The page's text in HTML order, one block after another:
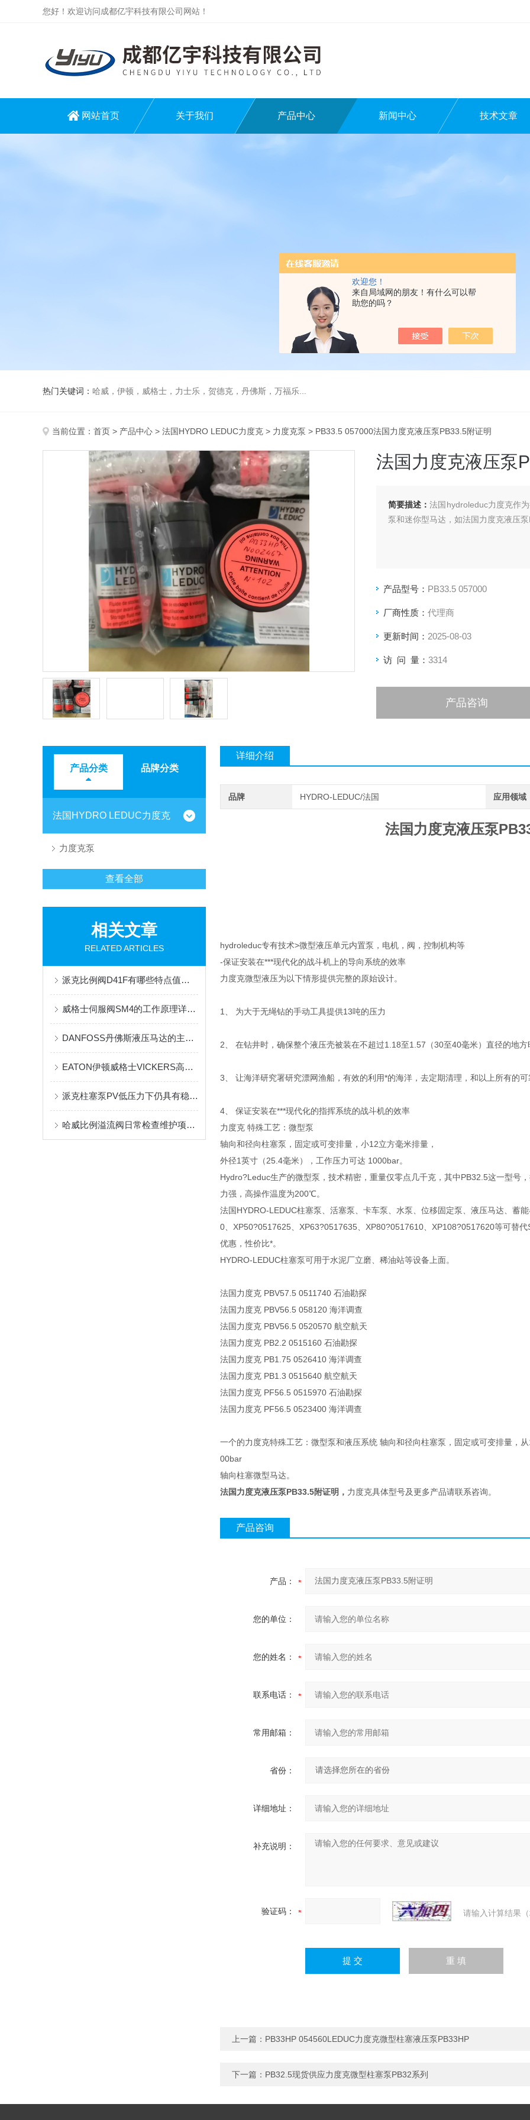
欢迎您！
来自局域网的朋友！有什么可以帮
助您的吗？
您好！欢迎访问成都亿宇科技有限公司网站！
网站首页 关于我们 产品中心 新闻中心 技术文章
热门关键词： 哈威，伊顿，威格士，力士乐，贺德克，丹佛斯，万福乐...
当前位置： 首页 > 产品中心 > 法国HYDRO LEDUC力度克 > 力度克泵 > PB33.5 057000法国力度克液压泵PB33.5附证明
法国力度克液压泵
简要描述：法国hydroleduc力度克作
泵和迷你型马达，如法国力度克液压
产品型号： PB33.5 057000
厂商性质： 代理商
更新时间： 2025-08-03
访 问 量： 3314
产品咨询
产品分类 品牌分类
法国HYDRO LEDUC力度克
力度克泵
查看全部
相关文章
RELATED ARTICLES
派克比例阀D41F有哪些特点值得我们选择？
威格士伺服阀SM4的工作原理详细分析
DANFOSS丹佛斯液压马达的主要特点和应用领域
EATON伊顿威格士VICKERS高压比利柱塞泵PVXS工作原理
派克柱塞泵PV低压力下仍具有稳定的补偿调节功能
哈威比例溢流阀日常检查维护项目有什么？
详细介绍
品牌 HYDRO-LEDUC/法国 应用领域
法国力度克液压泵
hydroleduc专有技术>微型液压单元内置泵，电机，阀，控制机构等
-保证安装在***现代化的战斗机上的导向系统的效率
力度克微型液压为以下情形提供完整的原始设计。
1、 为大于无绳钻的手动工具提供13吨的压力
2、 在钻井时，确保整个液压壳被装在不超过1.18至1.57（30至40毫米）直径的地
3、 让海洋研究署研究漂网渔船，有效的利用*的海洋，去定期清理，和以上所有的可
4、 保证安装在***现代化的指挥系统的战斗机的效率
力度克 特殊工艺：微型泵
轴向和径向柱塞泵，固定或可变排量，小12立方毫米排量，
外径1英寸（25.4毫米），工作压力可达 1000bar。
Hydro?Leduc生产的微型泵，技术精密，重量仅零点几千克，其中PB32.5这一型号
力强，高操作温度为200℃。
法国HYDRO-LEDUC柱塞泵、活塞泵、卡车泵、水泵、位移固定泵、液压马达、蓄
0、XP50?0517625、XP63?0517635、XP80?0517610、XP108?0517620等可替
优惠，性价比*。
HYDRO-LEDUC柱塞泵可用于水泥厂立磨、稀油站等设备上面。
法国力度克 PBV57.5 0511740 石油勘探
法国力度克 PBV56.5 058120 海洋调查
法国力度克 PBV56.5 0520570 航空航天
法国力度克 PB2.2 0515160 石油勘探
法国力度克 PB1.75 0526410 海洋调查
法国力度克 PB1.3 0515640 航空航天
法国力度克 PF56.5 0515970 石油勘探
法国力度克 PF56.5 0523400 海洋调查
一个的力度克特殊工艺：微型泵和液压系统 轴向和径向柱塞泵，固定或可变排量，
00bar
轴向柱塞微型马达。
法国力度克液压泵PB33.5附证明 ， 力度克具体型号及更多产品请联系咨询。
产品咨询
产品：
您的单位：
您的姓名：
联系电话：
常用邮箱：
省份：
详细地址：
补充说明：
验证码： 请输入计算结果
上一篇： PB33HP 054560LEDUC力度克微型柱塞液压泵PB33HP
下一篇： PB32.5现货供应力度克微型柱塞泵PB32系列